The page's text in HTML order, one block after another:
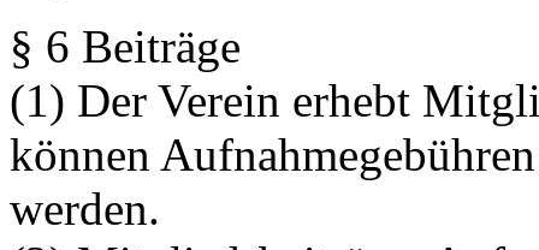
§ 6 Beiträge
(1) Der Verein erhebt
können
werden.